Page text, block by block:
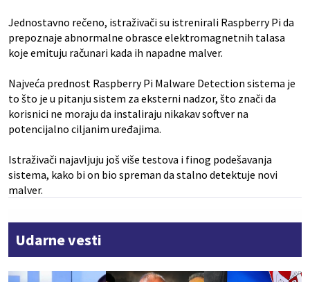
Jednostavno rečeno, istraživači su istrenirali Raspberry Pi da
prepoznaje abnormalne obrasce elektromagnetnih talasa
koje emituju računari kada ih napadne malver.
Najveća prednost Raspberry Pi Malware Detection sistema je
to što je u pitanju sistem za eksterni nadzor, što znači da
korisnici ne moraju da instaliraju nikakav softver na
potencijalno ciljanim uređajima.
Istraživači najavljuju još više testova i finog podešavanja
sistema, kako bi on bio spreman da stalno detektuje novi
malver.
Udarne vesti